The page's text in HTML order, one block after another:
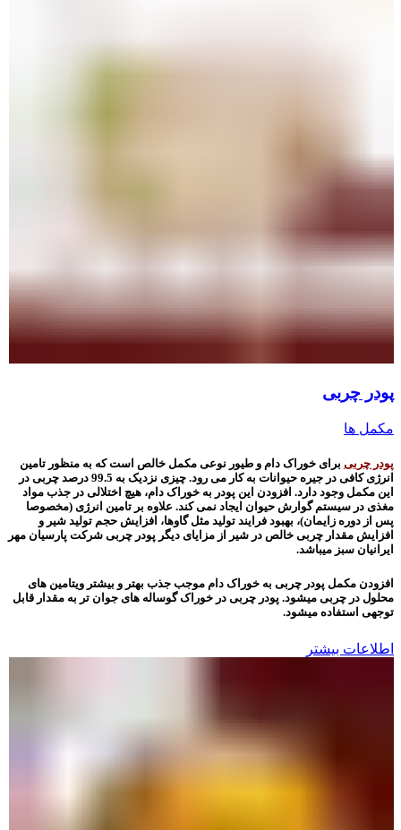
پودر چربی
مکمل ها
پودر چربی برای خوراک دام و طیور نوعی مکمل خالص است که به منظور تامین
انرژی کافی در جیره حیوانات به کار می رود. چیزی نزدیک به 99.5 درصد چربی در
این مکمل وجود دارد. افزودن این پودر به خوراک دام، هیچ اختلالی در جذب مواد
مغذی در سیستم گوارش حیوان ایجاد نمی کند. علاوه بر تامین انرژی (مخصوصا
پس از دوره زایمان)، بهبود فرایند تولید مثل گاوها، افزایش حجم تولید شیر و
افزایش مقدار چربی خالص در شیر از مزایای دیگر پودر چربی شرکت پارسیان مهر
ایرانیان سبز می­باشد.
افزودن مکمل پودر چربی به خوراک دام موجب جذب بهتر و بیشتر ویتامین های
محلول در چربی می­شود. پودر چربی در خوراک گوساله های جوان ‌تر به مقدار قابل
توجهی استفاده می­شود.
اطلاعات بیشتر